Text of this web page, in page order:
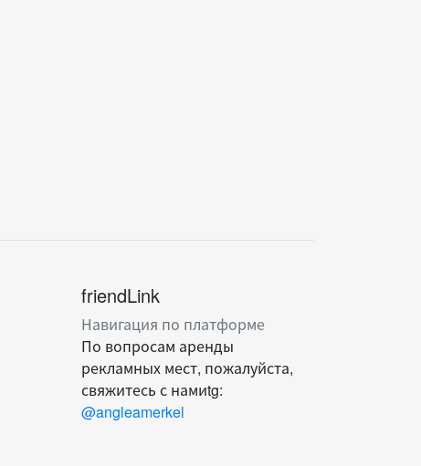
friendLink
Навигация по платформе
По вопросам аренды
рекламных мест, пожалуйста,
свяжитесь с намиtg:
@angleamerkel